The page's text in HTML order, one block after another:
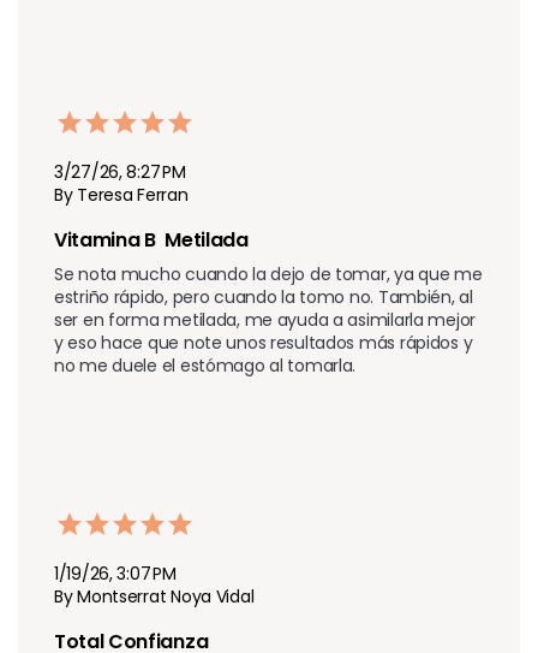
3/27/26, 8:27 PM
By Teresa Ferran
Vitamina B  Metilada
Se nota mucho cuando la dejo de tomar, ya que me
estriño rápido, pero cuando la tomo no. También, al
ser en forma metilada, me ayuda a asimilarla mejor
y eso hace que note unos resultados más rápidos y
no me duele el estómago al tomarla.
1/19/26, 3:07 PM
By Montserrat Noya Vidal
Total Confianza